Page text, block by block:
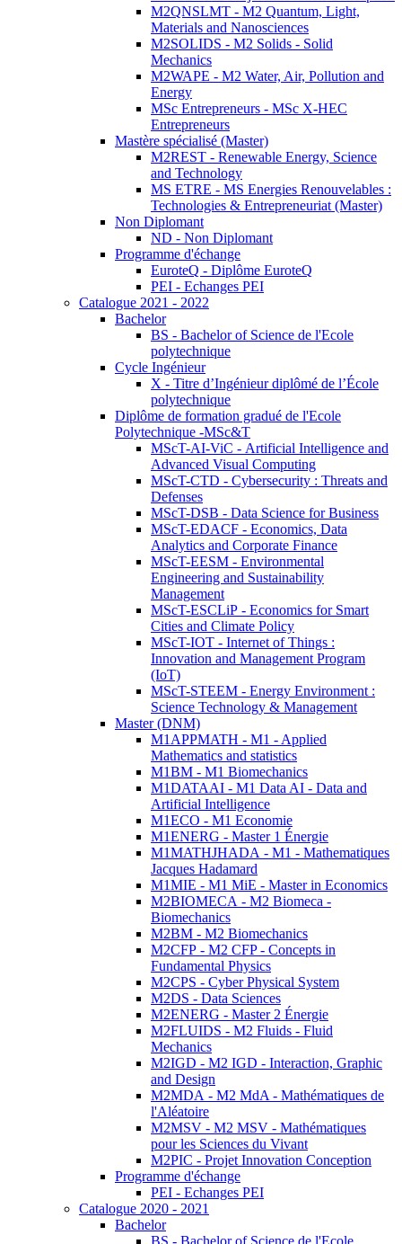
M2QNSLMT - M2 Quantum, Light,
Materials and Nanosciences
M2SOLIDS - M2 Solids - Solid
Mechanics
M2WAPE - M2 Water, Air, Pollution and
Energy
MSc Entrepreneurs - MSc X-HEC
Entrepreneurs
Mastère spécialisé (Master)
M2REST - Renewable Energy, Science
and Technology
MS ETRE - MS Energies Renouvelables :
Technologies & Entrepreneuriat (Master)
Non Diplomant
ND - Non Diplomant
Programme d'échange
EuroteQ - Diplôme EuroteQ
PEI - Echanges PEI
Catalogue 2021 - 2022
Bachelor
BS - Bachelor of Science de l'Ecole
polytechnique
Cycle Ingénieur
X - Titre d’Ingénieur diplômé de l’École
polytechnique
Diplôme de formation gradué de l'Ecole
Polytechnique -MSc&T
MScT-AI-ViC - Artificial Intelligence and
Advanced Visual Computing
MScT-CTD - Cybersecurity : Threats and
Defenses
MScT-DSB - Data Science for Business
MScT-EDACF - Economics, Data
Analytics and Corporate Finance
MScT-EESM - Environmental
Engineering and Sustainability
Management
MScT-ESCLiP - Economics for Smart
Cities and Climate Policy
MScT-IOT - Internet of Things :
Innovation and Management Program
(IoT)
MScT-STEEM - Energy Environment :
Science Technology & Management
Master (DNM)
M1APPMATH - M1 - Applied
Mathematics and statistics
M1BM - M1 Biomechanics
M1DATAAI - M1 Data AI - Data and
Artificial Intelligence
M1ECO - M1 Economie
M1ENERG - Master 1 Énergie
M1MATHJHADA - M1 - Mathematiques
Jacques Hadamard
M1MIE - M1 MiE - Master in Economics
M2BIOMECA - M2 Biomeca -
Biomechanics
M2BM - M2 Biomechanics
M2CFP - M2 CFP - Concepts in
Fundamental Physics
M2CPS - Cyber Physical System
M2DS - Data Sciences
M2ENERG - Master 2 Énergie
M2FLUIDS - M2 Fluids - Fluid
Mechanics
M2IGD - M2 IGD - Interaction, Graphic
and Design
M2MDA - M2 MdA - Mathématiques de
l'Aléatoire
M2MSV - M2 MSV - Mathématiques
pour les Sciences du Vivant
M2PIC - Projet Innovation Conception
Programme d'échange
PEI - Echanges PEI
Catalogue 2020 - 2021
Bachelor
BS - Bachelor of Science de l'Ecole